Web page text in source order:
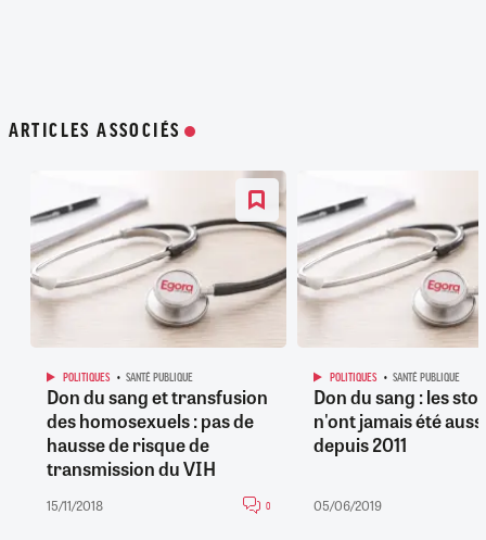
ARTICLES ASSOCIÉS
POLITIQUES SANTÉ PUBLIQUE
Don du sang et transfusion
des homosexuels : pas de
hausse de risque de
transmission du VIH
15/11/2018 0
POLITIQUES SANTÉ PUBLIQUE
Don du sang : les
n'ont jamais été
depuis 2011
05/06/2019